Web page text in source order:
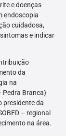
e doenças
endoscopia
cuidadosa,
e indicar
da
na
Pedra Branca)
presidente da
– regional
na área.